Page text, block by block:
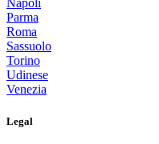
Napoli
Parma
Roma
Sassuolo
Torino
Udinese
Venezia
Legal